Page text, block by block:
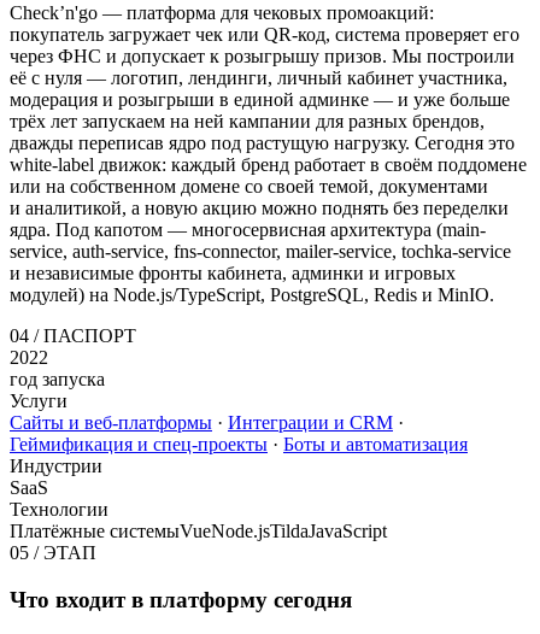
Check’n'go — платформа для чековых промоакций:
покупатель загружает чек или QR-код, система проверяет его
через ФНС и допускает к розыгрышу призов. Мы построили
её с нуля — логотип, лендинги, личный кабинет участника,
модерация и розыгрыши в единой админке — и уже больше
трёх лет запускаем на ней кампании для разных брендов,
дважды переписав ядро под растущую нагрузку. Сегодня это
white-label движок: каждый бренд работает в своём поддомене
или на собственном домене со своей темой, документами
и аналитикой, а новую акцию можно поднять без переделки
ядра. Под капотом — многосервисная архитектура (main-
service, auth-service, fns-connector, mailer-service, tochka-service
и независимые фронты кабинета, админки и игровых
модулей) на Node.js/TypeScript, PostgreSQL, Redis и MinIO.
04 / ПАСПОРТ
2022
год запуска
Услуги
Сайты и веб-платформы · Интеграции и CRM ·
Геймификация и спец-проекты · Боты и автоматизация
Индустрии
SaaS
Технологии
Платёжные системыVueNode.jsTildaJavaScript
05 /ЭТАП
Что входит в платформу сегодня